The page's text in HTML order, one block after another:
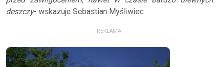
deszczy- wskazuje Sebastian Myśliwiec
REKLAMA: